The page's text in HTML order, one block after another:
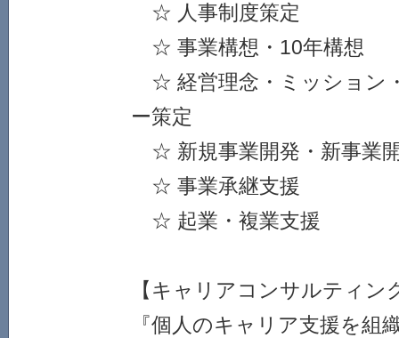
☆ 人事制度策定
☆ 事業構想・10年構想
☆ 経営理念・ミッション
ー策定
☆ 新規事業開発・新事業
☆ 事業承継支援
☆ 起業・複業支援
【キャリアコンサルティン
『個人のキャリア支援を組